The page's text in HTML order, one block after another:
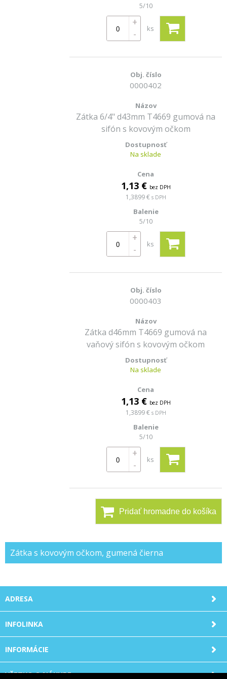
5/10
+
-
ks
0000402
Zátka 6/4" d43mm T4669 gumová na
sifón s kovovým očkom
Na sklade
1,13 € bez DPH
1,3899 € s DPH
5/10
+
-
ks
0000403
Zátka d46mm T4669 gumová na
vaňový sifón s kovovým očkom
Na sklade
1,13 € bez DPH
1,3899 € s DPH
5/10
+
-
ks
Pridať hromadne do košíka
Zátka s kovovým očkom, gumená čierna
ADRESA
INFOLINKA
INFORMÁCIE
VŠETKO O NÁKUPE